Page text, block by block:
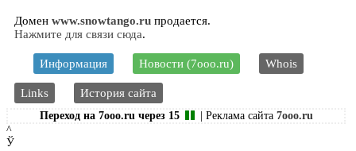
Домен www.snowtango.ru продается.
Нажмите для связи сюда.
Информация Новости (7ooo.ru) Whois
Links История сайта
Переход на 7ooo.ru через 14 | Реклама сайта 7ooo.ru
^
Ў